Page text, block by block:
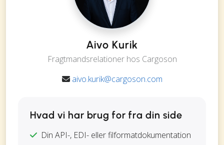
Aivo Kurik
Fragtmandsrelationer hos Cargoson
aivo.kurik@cargoson.com
Hvad vi har brug for fra din side
Din API-, EDI- eller filformatdokumentation